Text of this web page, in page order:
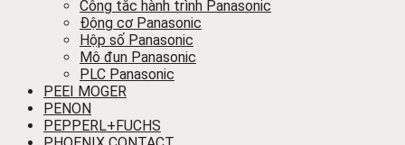
Công tắc hành trình Panasonic
Động cơ Panasonic
Hộp số Panasonic
Mô đun Panasonic
PLC Panasonic
PEEI MOGER
PENON
PEPPERL+FUCHS